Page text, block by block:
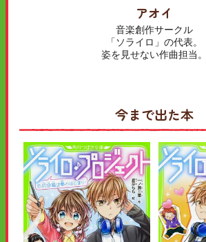
アオイ
音楽創作サークル
「ソライロ」の代表。
姿を見せない作曲担当。
今まで出た本